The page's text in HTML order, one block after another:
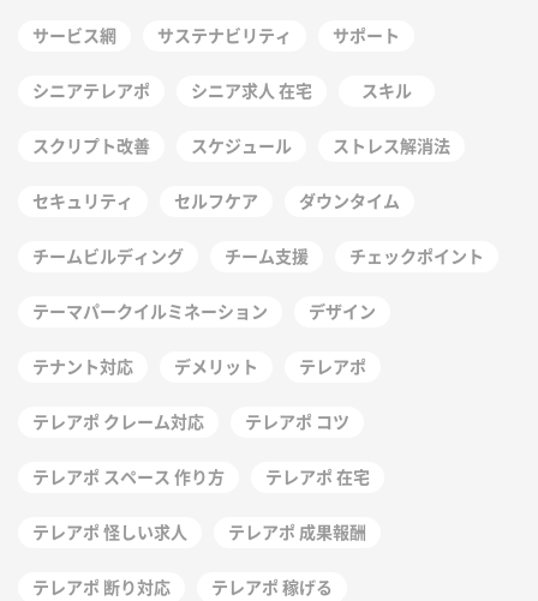
サービス網 サステナビリティ サポート
シニアテレアポ シニア求人 在宅 スキル
スクリプト改善 スケジュール ストレス解消法
セキュリティ セルフケア ダウンタイム
チームビルディング チーム支援 チェックポイント
テーマパークイルミネーション デザイン
テナント対応 デメリット テレアポ
テレアポ クレーム対応 テレアポ コツ
テレアポ スペース 作り方 テレアポ 在宅
テレアポ 怪しい求人 テレアポ 成果報酬
テレアポ 断り対応 テレアポ 稼げる